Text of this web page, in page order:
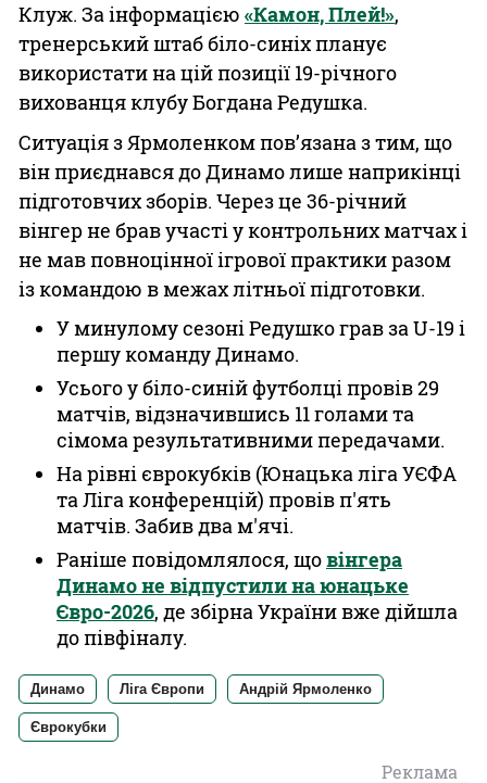
Клуж. За інформацією «Камон, Плей!»,
тренерський штаб біло-синіх планує
використати на цій позиції 19-річного
вихованця клубу Богдана Редушка.
Ситуація з Ярмоленком пов’язана з тим, що
він приєднався до Динамо лише наприкінці
підготовчих зборів. Через це 36-річний
вінгер не брав участі у контрольних матчах і
не мав повноцінної ігрової практики разом
із командою в межах літньої підготовки.
У минулому сезоні Редушко грав за U-19 і
першу команду Динамо.
Усього у біло-синій футболці провів 29
матчів, відзначившись 11 голами та
сімома результативними передачами.
На рівні єврокубків (Юнацька ліга УЄФА
та Ліга конференцій) провів п'ять
матчів. Забив два м'ячі.
Раніше повідомлялося, щовінгера
Динамо не відпустили на юнацьке
Євро-2026, де збірна України вже дійшла
до півфіналу.
Динамо Ліга Європи Андрій Ярмоленко
Єврокубки
Реклама